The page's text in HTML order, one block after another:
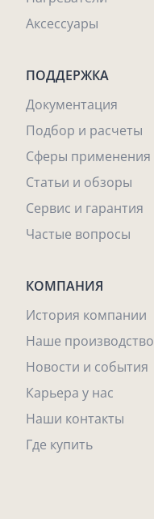
Аксессуары
ПОДДЕРЖКА
Документация
Подбор и расчеты
Сферы применения
Статьи и обзоры
Сервис и гарантия
Частые вопросы
КОМПАНИЯ
История компании
Наше производство
Новости и события
Карьера у нас
Наши контакты
Где купить